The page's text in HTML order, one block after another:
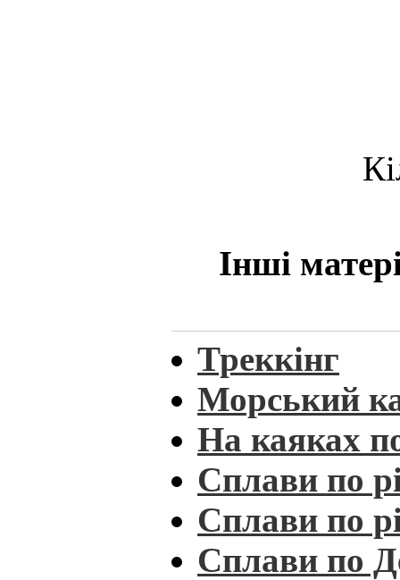
Інші
Треккінг
Морський
На каяках
Сплави по
Сплави по
Сплави по